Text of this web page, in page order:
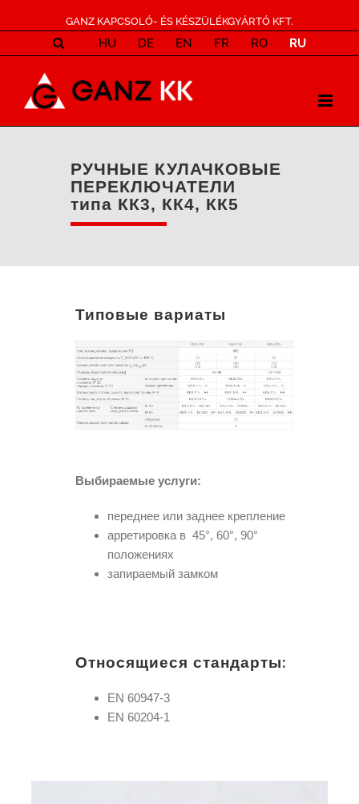
GANZ KAPCSOLÓ- ÉS KÉSZÜLÉKGYÁRTÓ KFT.
HU DE EN FR RO RU
РУЧНЫЕ КУЛАЧКОВЫЕ
ПЕРЕКЛЮЧАТЕЛИ
типа КК3, КК4, КК5
Типовые вариаты
Выбираемые услуги:
переднее или заднее крепление
арретировка в 45°, 60°, 90°
положениях
запираемый замком
Отноcящиеся стандарты:
EN 60947-3
EN 60204-1